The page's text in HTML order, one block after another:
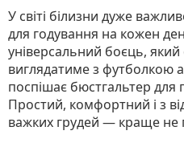
У світі білизни дуже
для годування на кожен
універсальний боєць,
виглядатиме з футболкою
поспішає бюстгальтер для
Простий, комфортний і з
важких грудей — краще не